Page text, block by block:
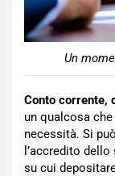
Un
Conto corrente,
un qualcosa
necessità. Si
l’accredito
su cui